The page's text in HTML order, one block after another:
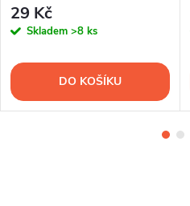
29 Kč
Skladem >8 ks
DO KOŠÍKU